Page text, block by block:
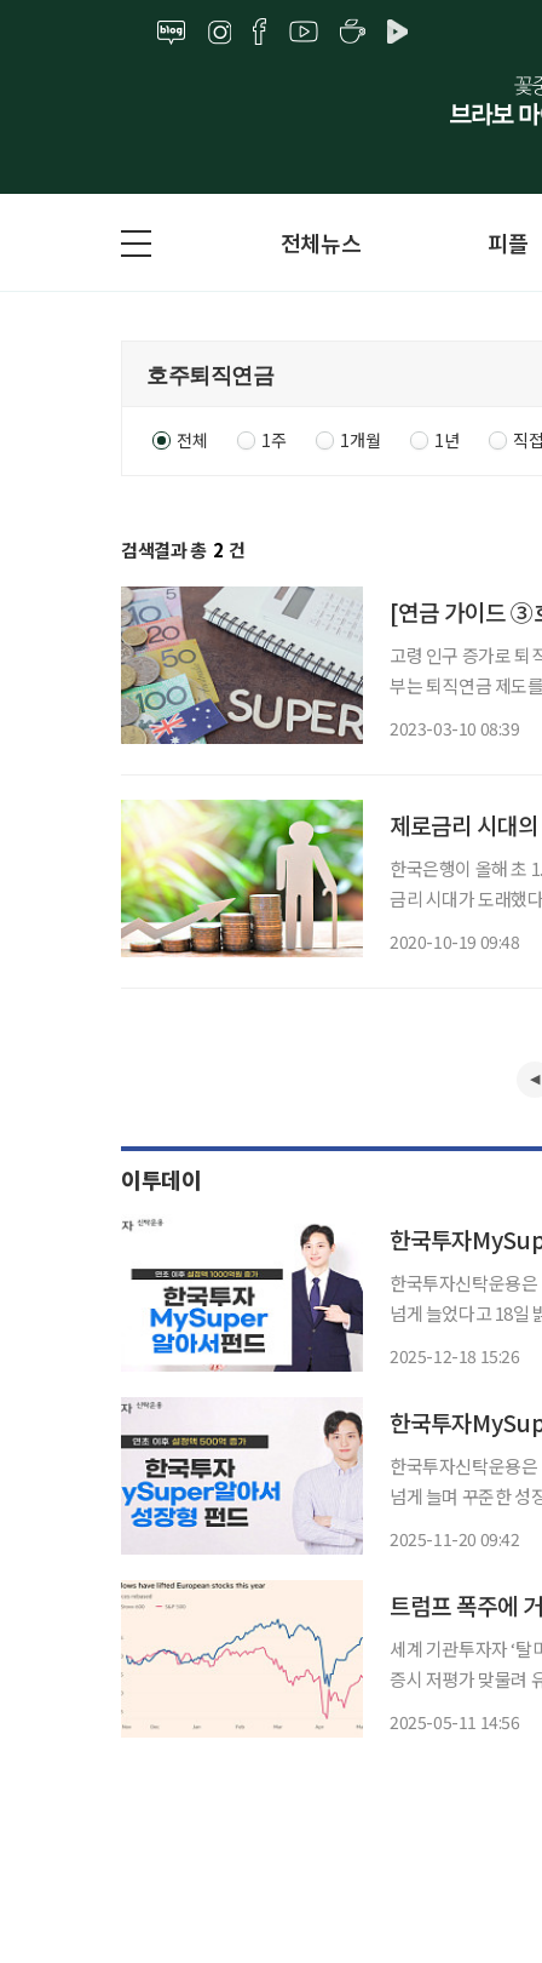
전체뉴스 피플
전체 1주 1개월 1년 직
검색결과 총 2 건
[연금 가이드 ③
고령 인구 증가로 퇴
부는 퇴직연금 제도
2023-03-10 08:39
제로금리 시대
한국은행이 올해 초
금리 시대가 도래했
2020-10-19 09:48
이투데이
한국투자
한국투자신탁운용
넘게 늘었다고 18일 밝혔다. 올해 들어 한국투자MySuper알아서펀
2025-12-18 15:26
한국투자
한국투자신탁운용
넘게 늘며 꾸준한 성장세를 이어
2025-11-20 09:42
트럼프 폭주에
세계 기관투자자 ‘
증시 저평가 맞물려 유럽 투
2025-05-11 14:56